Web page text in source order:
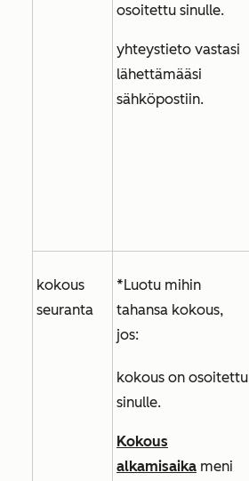
osoitettu sinulle.
yhteystieto vastasi
lähettämääsi
sähköpostiin.
kokous
seuranta
*Luotu mihin
tahansa kokous,
jos:
kokous on osoitettu
sinulle.
Kokous
alkamisaika meni